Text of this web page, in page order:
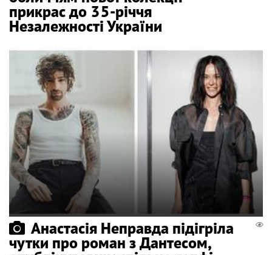
прикрас до 35-річчя
Незалежності України
Анастасія Неправда підігріла
чутки про роман з Дантесом,